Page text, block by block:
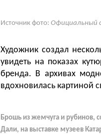
Источник фото: Официальный
Художник создал
увидеть на показах
бренда. В архивах
вдохновилась картиной
Брошь из жемчуга и рубинов,
Дали, на выставке музеев